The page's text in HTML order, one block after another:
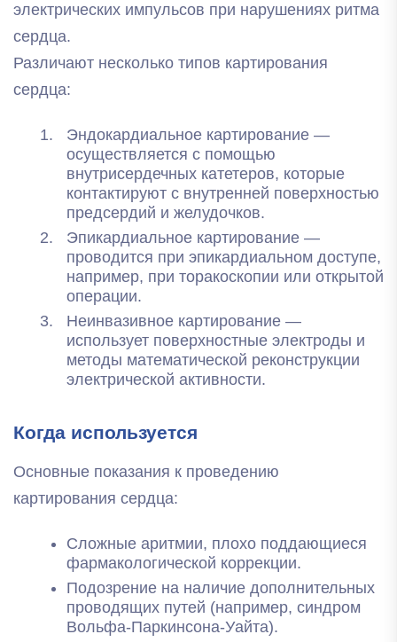
электрических импульсов при нарушениях ритма
сердца.
Различают несколько типов картирования
сердца:
Эндокардиальное картирование —
осуществляется с помощью
внутрисердечных катетеров, которые
контактируют с внутренней поверхностью
предсердий и желудочков.
Эпикардиальное картирование —
проводится при эпикардиальном доступе,
например, при торакоскопии или открытой
операции.
Неинвазивное картирование —
использует поверхностные электроды и
методы математической реконструкции
электрической активности.
Когда используется
Основные показания к проведению
картирования сердца:
Сложные аритмии, плохо поддающиеся
фармакологической коррекции.
Подозрение на наличие дополнительных
проводящих путей (например, синдром
Вольфа-Паркинсона-Уайта).